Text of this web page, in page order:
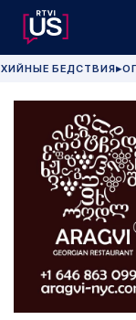
БЕДСТВИЯ▶